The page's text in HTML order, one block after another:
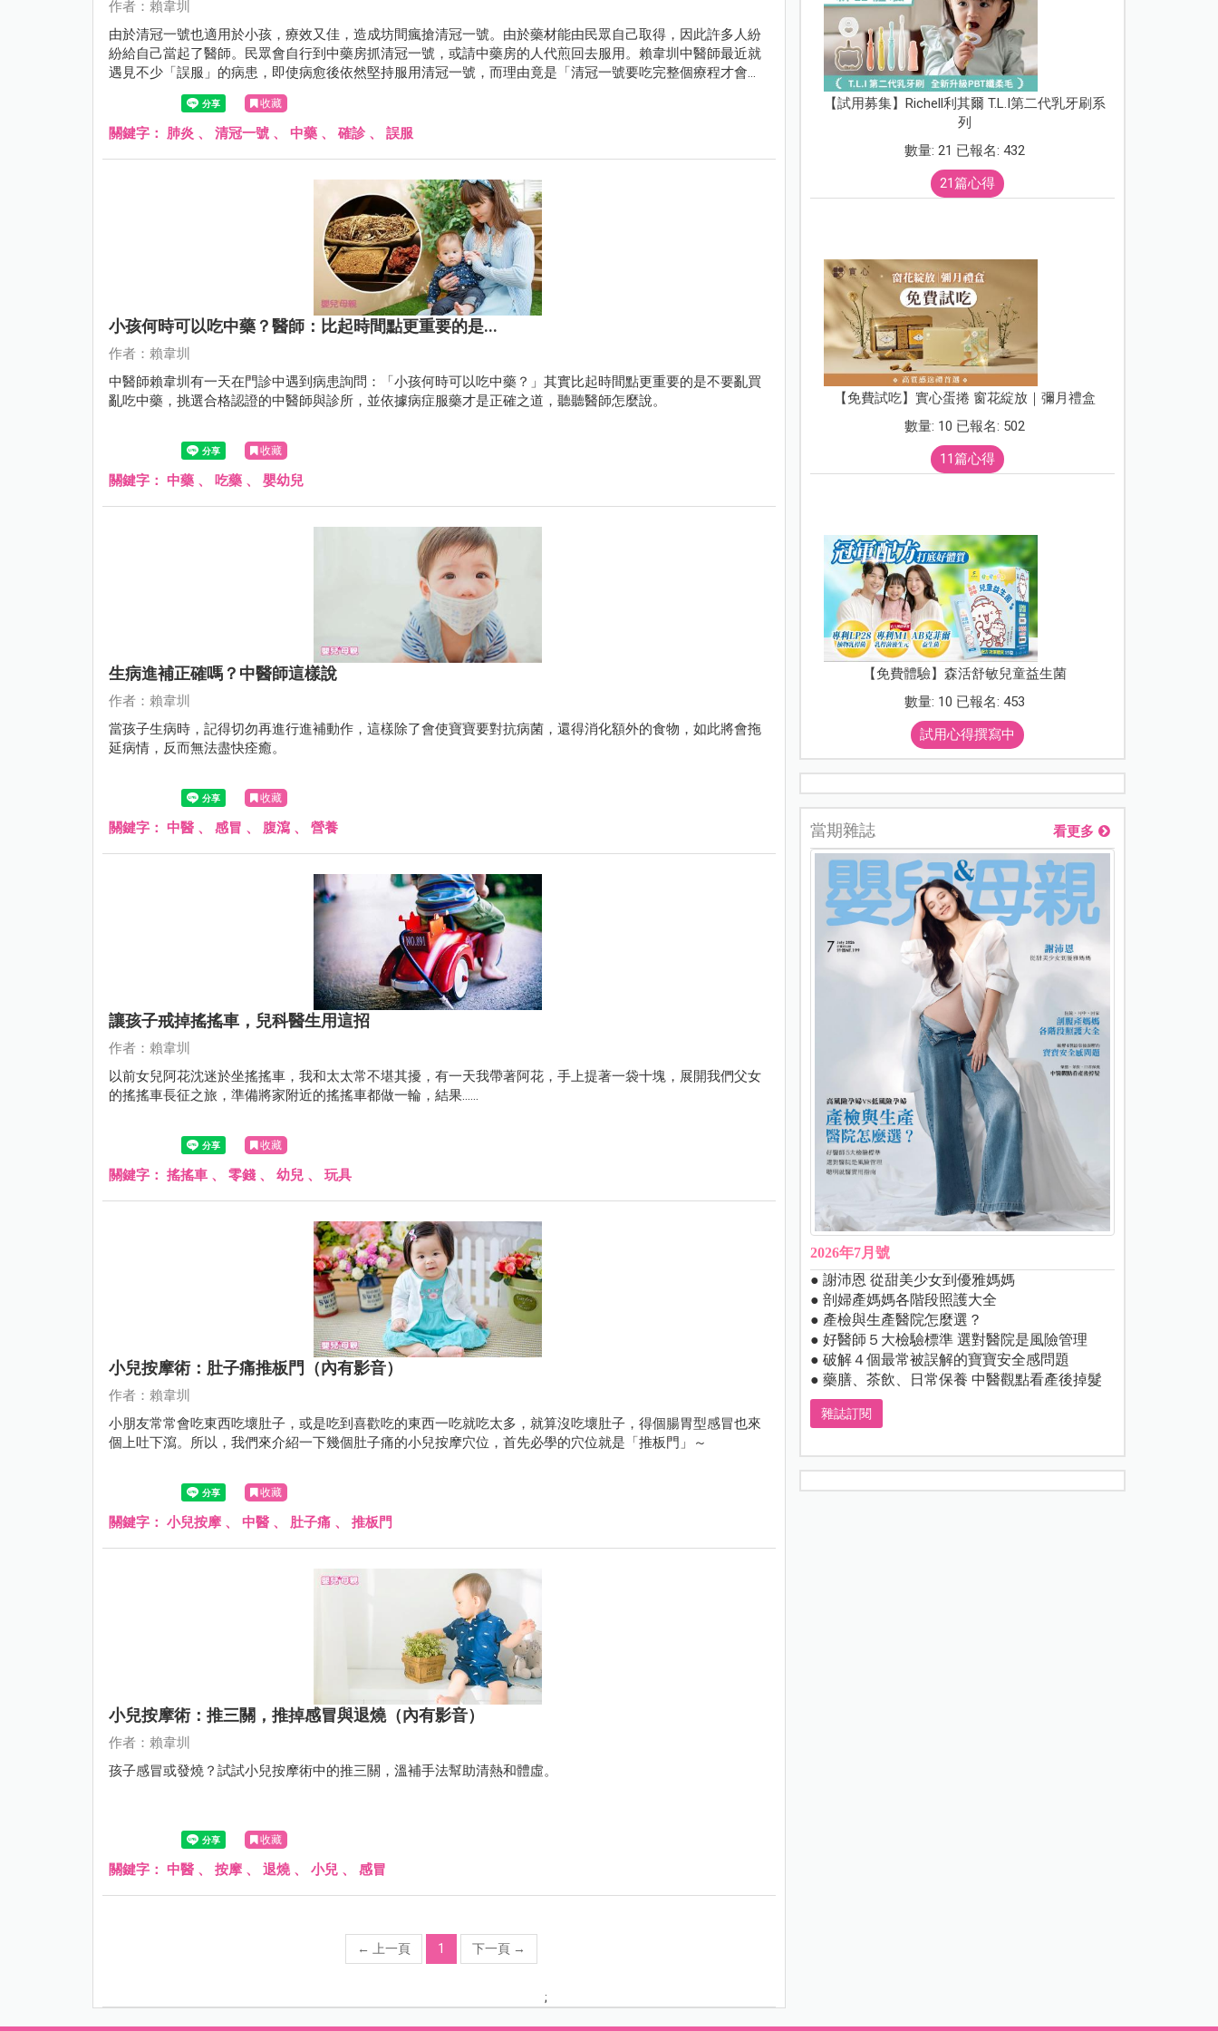
作者：賴韋圳
由於清冠一號也適用於小孩，療效又佳，造成坊間瘋搶清冠一號。由於藥材能由民眾自己取得，因此許多人紛
紛給自己當起了醫師。民眾會自行到中藥房抓清冠一號，或請中藥房的人代煎回去服用。賴韋圳中醫師最近就
遇見不少「誤服」的病患，即使病愈後依然堅持服用清冠一號，而理由竟是「清冠一號要吃完整個療程才會
收藏
關鍵字： 肺炎 、 清冠一號 、 中藥 、 確診 、 誤服
小孩何時可以吃中藥？醫師：比起時間點更重要的是...
作者：賴韋圳
中醫師賴韋圳有一天在門診中遇到病患詢問：「小孩何時可以吃中藥？」其實比起時間點更重要的是不要亂買
亂吃中藥，挑選合格認證的中醫師與診所，並依據病症服藥才是正確之道，聽聽醫師怎麼說。
收藏
關鍵字： 中藥 、 吃藥 、 嬰幼兒
生病進補正確嗎？中醫師這樣說
作者：賴韋圳
當孩子生病時，記得切勿再進行進補動作，這樣除了會使寶寶要對抗病菌，還得消化額外的食物，如此將會拖
延病情，反而無法盡快痊癒。
收藏
關鍵字： 中醫 、 感冒 、 腹瀉 、 營養
讓孩子戒掉搖搖車，兒科醫生用這招
作者：賴韋圳
以前女兒阿花沈迷於坐搖搖車，我和太太常不堪其擾，有一天我帶著阿花，手上提著一袋十塊，展開我們父女
的搖搖車長征之旅，準備將家附近的搖搖車都做一輪，結果......
收藏
關鍵字： 搖搖車 、 零錢 、 幼兒 、 玩具
小兒按摩術：肚子痛推板門（內有影音）
作者：賴韋圳
小朋友常常會吃東西吃壞肚子，或是吃到喜歡吃的東西一吃就吃太多，就算沒吃壞肚子，得個腸胃型感冒也來
個上吐下瀉。所以，我們來介紹一下幾個肚子痛的小兒按摩穴位，首先必學的穴位就是「推板門」～
收藏
關鍵字： 小兒按摩 、 中醫 、 肚子痛 、 推板門
小兒按摩術：推三關，推掉感冒與退燒（內有影音）
作者：賴韋圳
孩子感冒或發燒？試試小兒按摩術中的推三關，溫補手法幫助清熱和體虛。
收藏
關鍵字： 中醫 、 按摩 、 退燒、 小兒 、 感冒
← 上一頁 1 下一頁 →
;
【試用募集】Richell利其爾 T.L.I第二代乳牙刷系
列
數量: 21 已報名: 432
21篇心得
【免費試吃】實心蛋捲 窗花綻放｜彌月禮盒
數量: 10 已報名: 502
11篇心得
【免費體驗】森活舒敏兒童益生菌
數量: 10 已報名: 453
試用心得撰寫中
當期雜誌 看更多
2026年7月號
● 謝沛恩 從甜美少女到優雅媽媽
● 剖婦產媽媽各階段照護大全
● 產檢與生產醫院怎麼選？
● 好醫師５大檢驗標準 選對醫院是風險管理
● 破解４個最常被誤解的寶寶安全感問題
● 藥膳、茶飲、日常保養 中醫觀點看產後掉髮
雜誌訂閱